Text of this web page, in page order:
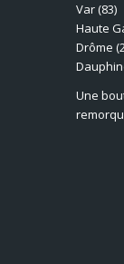
Var (83)
Haute
Drôme
Une